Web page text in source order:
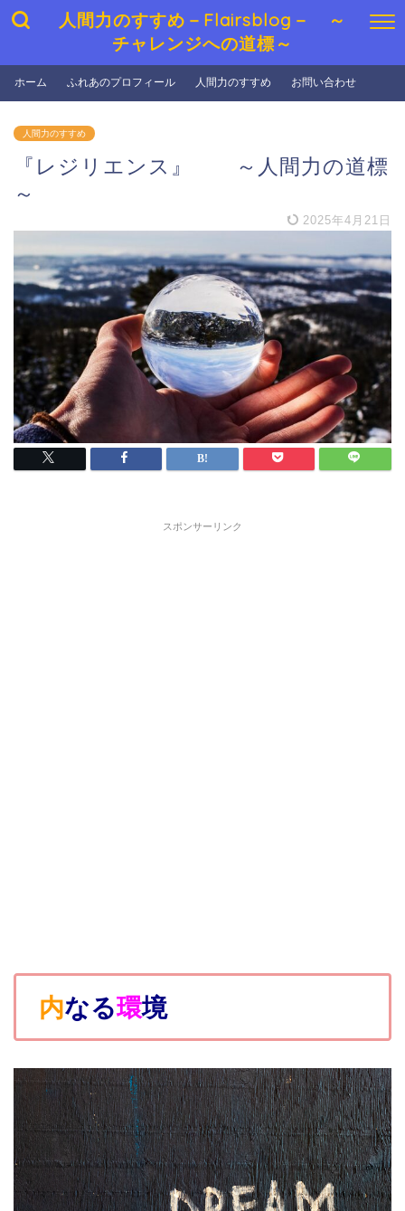
人間力のすすめ－Flairsblog－ ～
チャレンジへの道標～
ホーム ふれあのプロフィール 人間力のすすめ お問い合わせ
人間力のすすめ
『レジリエンス』 ～人間力の道標
～
2025年4月21日
スポンサーリンク
内なる環境